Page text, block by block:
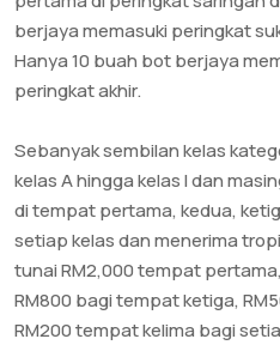
berjaya memasuki peringkat
Hanya 10 buah bot berjaya
peringkat akhir.
Sebanyak sembilan kelas
kelas A hingga kelas I dan
di tempat pertama, kedua,
setiap kelas dan menerima
tunai RM2,000 tempat
RM800 bagi tempat ketiga,
RM200 tempat kelima bagi